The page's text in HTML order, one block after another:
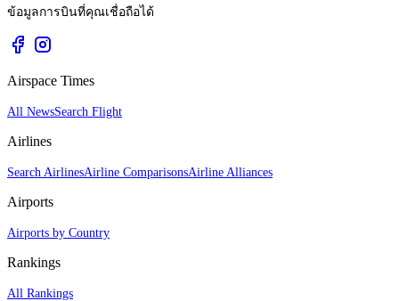
ข้อมูลการบินที่คุณเชื่อถือได้
Airspace Times
All NewsSearch Flight
Airlines
Search AirlinesAirline ComparisonsAirline Alliances
Airports
Airports by Country
Rankings
All Rankings